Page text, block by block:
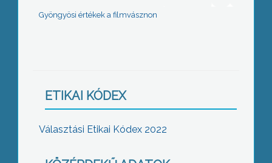
Gyöngyösi értékek a filmvásznon
ETIKAI KÓDEX
Választási Etikai Kódex 2022